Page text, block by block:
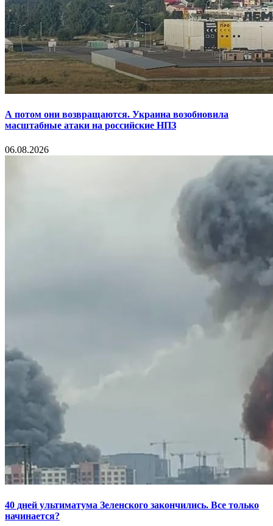
А потом они возвращаются. Украина возобновила
масштабные атаки на российские НПЗ
06.08.2026
40 дней ультиматума Зеленского закончились. Все только
начинается?